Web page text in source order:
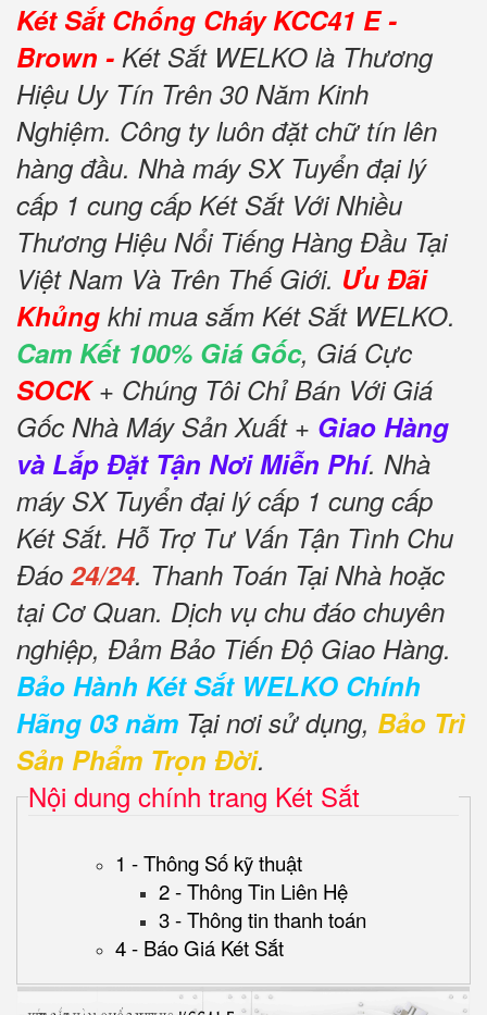
Két Sắt Chống Cháy KCC41 E -
Brown - Két Sắt WELKO là Thương
Hiệu Uy Tín Trên 30 Năm Kinh
Nghiệm. Công ty luôn đặt chữ tín lên
hàng đầu. Nhà máy SX Tuyển đại lý
cấp 1 cung cấp Két Sắt Với Nhiều
Thương Hiệu Nổi Tiếng Hàng Đầu Tại
Việt Nam Và Trên Thế Giới. Ưu Đãi
Khủng khi mua sắm Két Sắt WELKO.
Cam Kết 100% Giá Gốc, Giá Cực
SOCK+ Chúng Tôi Chỉ Bán Với Giá
Gốc Nhà Máy Sản Xuất + Giao Hàng
và Lắp Đặt Tận Nơi Miễn Phí. Nhà
máy SX Tuyển đại lý cấp 1 cung cấp
Két Sắt. Hỗ Trợ Tư Vấn Tận Tình Chu
Đáo 24/24. Thanh Toán Tại Nhà hoặc
tại Cơ Quan. Dịch vụ chu đáo chuyên
nghiệp, Đảm Bảo Tiến Độ Giao Hàng.
Bảo Hành Két Sắt WELKO Chính
Hãng 03 năm Tại nơi sử dụng, Bảo Trì
Sản Phẩm Trọn Đời.
Nội dung chính trang Két Sắt
1 - Thông Số kỹ thuật
2 - Thông Tin Liên Hệ
3 - Thông tin thanh toán
4 - Báo Giá Két Sắt